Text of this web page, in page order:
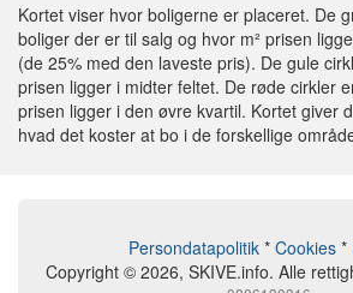
Kortet viser hvor boligerne er placeret. De
boliger der er til salg og hvor m² prisen
(de 25% med den laveste pris). De gule
prisen ligger i midter feltet. De røde cirkler
prisen ligger i den øvre kvartil. Kortet giver
hvad det koster at bo i de forskellige
Persondatapolitik * Cookies *
Copyright © 2026, SKIVE.info. Alle